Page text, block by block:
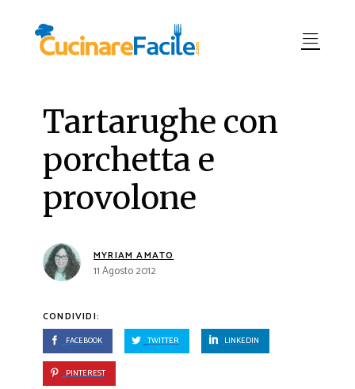
Tartarughe con
porchetta e
provolone
MYRIAM AMATO
11 Agosto 2012
CONDIVIDI:
FACEBOOK TWITTER LINKEDIN
PINTEREST